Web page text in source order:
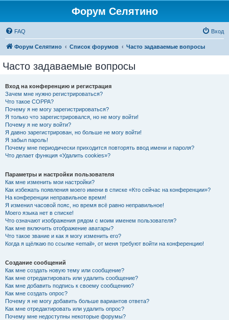
Форум Селятино
FAQ Вход
Форум Селятино Список форумов Часто задаваемые вопросы
Часто задаваемые вопросы
Вход на конференцию и регистрация
Зачем мне нужно регистрироваться?
Что такое COPPA?
Почему я не могу зарегистрироваться?
Я только что зарегистрировался, но не могу войти!
Почему я не могу войти?
Я давно зарегистрирован, но больше не могу войти!
Я забыл пароль!
Почему мне периодически приходится повторять ввод имени и пароля?
Что делает функция «Удалить cookies»?
Параметры и настройки пользователя
Как мне изменить мои настройки?
Как избежать появления моего имени в списке «Кто сейчас на конференции»?
На конференции неправильное время!
Я изменил часовой пояс, но время всё равно неправильное!
Моего языка нет в списке!
Что означают изображения рядом с моим именем пользователя?
Как мне включить отображение аватары?
Что такое звание и как я могу изменить его?
Когда я щёлкаю по ссылке «email», от меня требуют войти на конференцию!
Создание сообщений
Как мне создать новую тему или сообщение?
Как мне отредактировать или удалить сообщение?
Как мне добавить подпись к своему сообщению?
Как мне создать опрос?
Почему я не могу добавить больше вариантов ответа?
Как мне отредактировать или удалить опрос?
Почему мне недоступны некоторые форумы?